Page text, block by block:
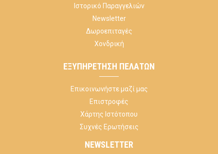
Ιστορικό Παραγγελιών
Newsletter
Δωροεπιταγές
Χονδρική
ΕΞΥΠΗΡΈΤΗΣΗ ΠΕΛΑΤΏΝ
Επικοινωνήστε μαζί μας
Επιστροφές
Χάρτης Ιστότοπου
Συχνές Ερωτήσεις
NEWSLETTER